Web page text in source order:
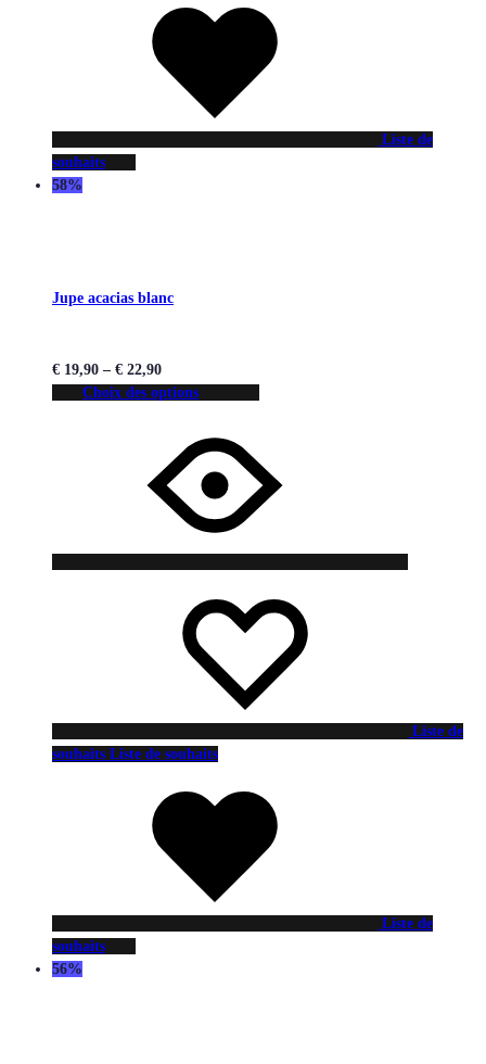
Liste de
souhaits
58%
Jupe acacias blanc
€ 19,90 – € 22,90
Choix des options
Liste de
souhaits Liste de souhaits
Liste de
souhaits
56%